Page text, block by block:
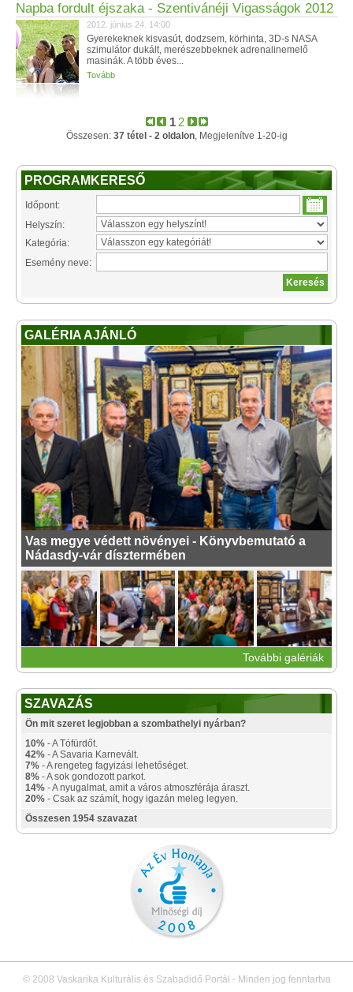
Napba fordult éjszaka - Szentivánéji Vigasságok 2012
2012. június 24. 14:00
Gyerekeknek kisvasút, dodzsem, körhinta, 3D-s NASA
szimulátor dukált, merészebbeknek adrenalinemelő
masinák. A több éves...
Tovább
1 2
Összesen: 37 tétel - 2 oldalon, Megjelenítve 1-20-ig
PROGRAMKERESŐ
Időpont:
Helyszín:
Kategória:
Esemény neve:
GALÉRIA AJÁNLÓ
Vas megye védett növényei - Könyvbemutató a
Nádasdy-vár dísztermében
További galériák
SZAVAZÁS
Ön mit szeret legjobban a szombathelyi nyárban?
10% - A Tófürdőt.
42% - A Savaria Karnevált.
7% - A rengeteg fagyizási lehetőséget.
8% - A sok gondozott parkot.
14% - A nyugalmat, amit a város atmoszférája áraszt.
20% - Csak az számít, hogy igazán meleg legyen.
Összesen 1954 szavazat
© 2008 Vaskarika Kulturális és Szabadidő Portál - Minden jog fenntartva